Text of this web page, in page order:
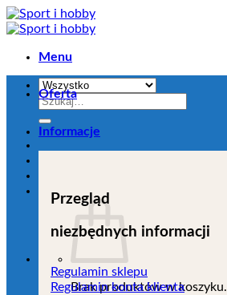
Przejdź
do
Menu
Szukaj:
Brak produktów w koszyku.
Oferta
Informacje
Przegląd
niezbędnych informacji
Regulamin sklepu
Regulamin konta klienta